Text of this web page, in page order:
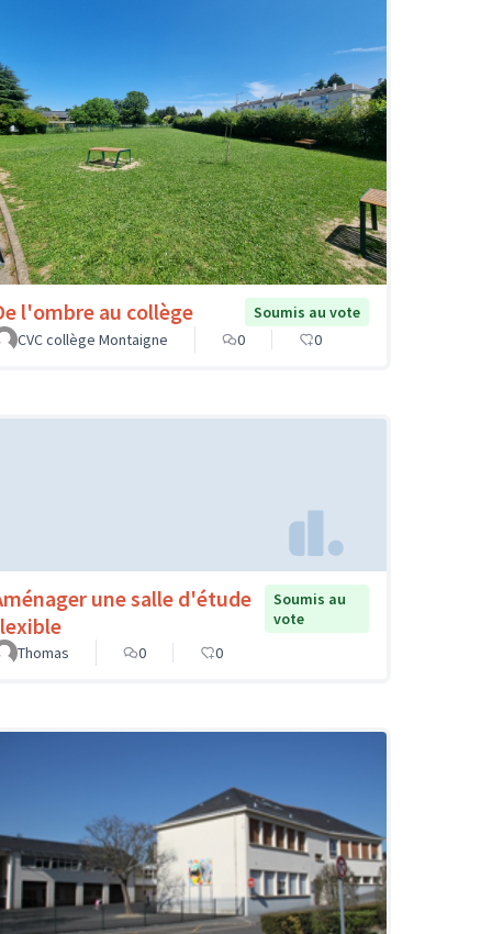
l'ombre au collège
Soumis au vote
CVC collège Montaigne
0 0
une salle d'étude
Soumis au
vote
Thomas
0 0